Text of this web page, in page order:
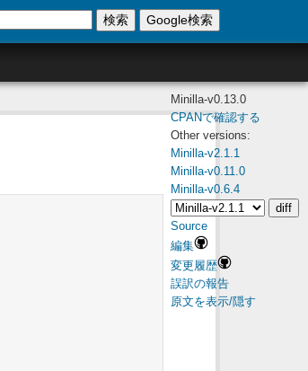
検索 Google検索
Minilla-v0.13.0
CPANで確認する
Other versions:
Minilla-v2.1.1
Minilla-v0.11.0
Minilla-v0.6.4
Source
編集
変更履歴
誤訳の報告
原文を表示/隠す